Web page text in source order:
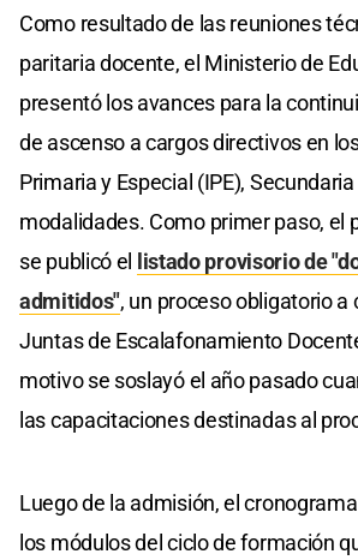
Como resultado de las reuniones
paritaria docente, el Ministerio de
presentó los avances para la
de ascenso a cargos directivos en
Primaria y Especial (IPE),
modalidades. Como primer paso, el
se publicó el listado provisorio de
admitidos", un proceso obligatorio a
Juntas de Escalafonamiento
motivo se soslayó el año pasado
las capacitaciones destinadas al
Luego de la admisión, el
los módulos del ciclo de formación